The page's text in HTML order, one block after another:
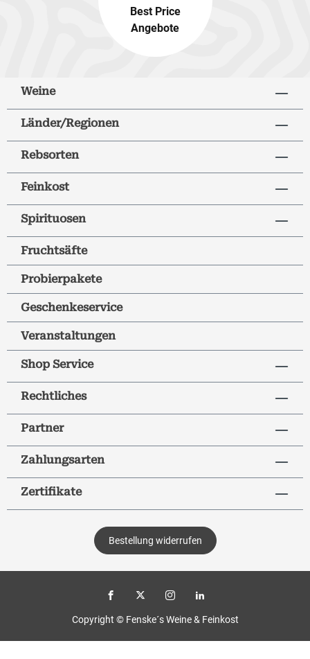
Best Price
Angebote
Weine
Länder/Regionen
Rebsorten
Feinkost
Spirituosen
Fruchtsäfte
Probierpakete
Geschenkeservice
Veranstaltungen
Shop Service
Rechtliches
Partner
Zahlungsarten
Zertifikate
Bestellung widerrufen
Copyright © Fenske´s Weine & Feinkost